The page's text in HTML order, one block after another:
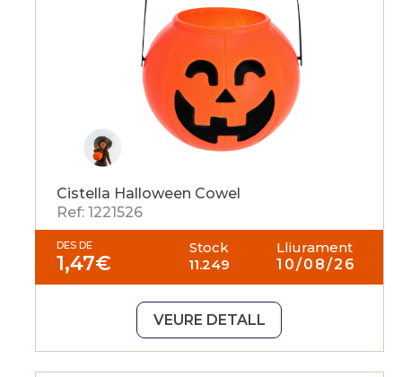
Cistella Halloween Cowel
Ref: 1221526
DES DE
1,47€
Stock
11.249
Lliurament
10/08/26
VEURE DETALL